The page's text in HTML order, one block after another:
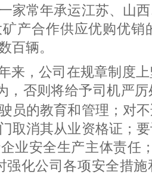
家常年承运江苏、山
产合作供应优购优销
百辆。
来，公司在规章制度
，否则将给予司机严
员的教育和管理；对
取消其从业资格证；
业安全生产主体责任
强化公司各项安全措